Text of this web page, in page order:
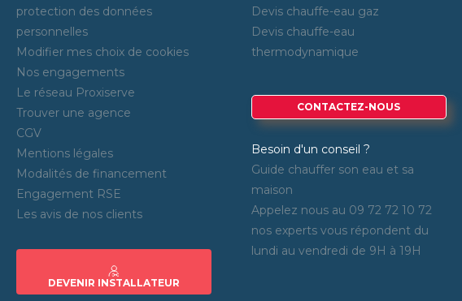
protection des données
personnelles
Modifier mes choix de cookies
Nos engagements
Le réseau Proxiserve
Trouver une agence
CGV
Mentions légales
Modalités de financement
Engagement RSE
Les avis de nos clients
DEVENIR INSTALLATEUR
Devis chauffe-eau gaz
Devis chauffe-eau
thermodynamique
CONTACTEZ-NOUS
Besoin d'un conseil ?
Guide chauffer son eau et sa
maison
Appelez nous au 09 72 72 10 72
nos experts vous répondent du
lundi au vendredi de 9H à 19H